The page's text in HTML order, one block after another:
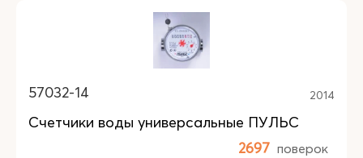
57032-14 2014
Счетчики воды универсальные ПУЛЬС
2697 поверок